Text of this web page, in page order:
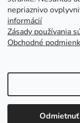
nepriaznivo
informácií
Zásady používania
Obchodné
Odmietnuť
Otváracie hodiny: Po -
Kolex, s.r.o. -
Honda
Copyright 2026